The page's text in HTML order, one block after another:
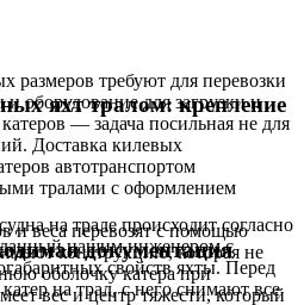
размеров требуют для перевозки
оборудование для загрузки и
— задача посильная не для
Доставка килевых
автотранспортом
тралами с оформлением
и веса перевозят с помощью
конструкцию, которая не
оболочку катера при
вес и центр тяжести, который
яхт тралом: крепление
на трале происходит согласно
нашим инженером с
свойств яхты. Перед
на трал, с него снимают все
документация